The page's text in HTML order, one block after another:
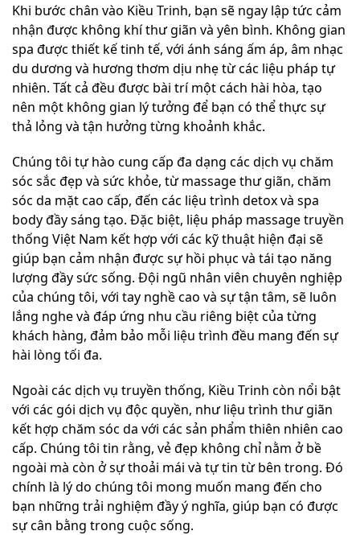
Khi bước chân vào Kiều Trinh, bạn sẽ ngay lập tức cảm
nhận được không khí thư giãn và yên bình. Không gian
spa được thiết kế tinh tế, với ánh sáng ấm áp, âm nhạc
du dương và hương thơm dịu nhẹ từ các liệu pháp tự
nhiên. Tất cả đều được bài trí một cách hài hòa, tạo
nên một không gian lý tưởng để bạn có thể thực sự
thả lỏng và tận hưởng từng khoảnh khắc.
Chúng tôi tự hào cung cấp đa dạng các dịch vụ chăm
sóc sắc đẹp và sức khỏe, từ massage thư giãn, chăm
sóc da mặt cao cấp, đến các liệu trình detox và spa
body đầy sáng tạo. Đặc biệt, liệu pháp massage truyền
thống Việt Nam kết hợp với các kỹ thuật hiện đại sẽ
giúp bạn cảm nhận được sự hồi phục và tái tạo năng
lượng đầy sức sống. Đội ngũ nhân viên chuyên nghiệp
của chúng tôi, với tay nghề cao và sự tận tâm, sẽ luôn
lắng nghe và đáp ứng nhu cầu riêng biệt của từng
khách hàng, đảm bảo mỗi liệu trình đều mang đến sự
hài lòng tối đa.
Ngoài các dịch vụ truyền thống, Kiều Trinh còn nổi bật
với các gói dịch vụ độc quyền, như liệu trình thư giãn
kết hợp chăm sóc da với các sản phẩm thiên nhiên cao
cấp. Chúng tôi tin rằng, vẻ đẹp không chỉ nằm ở bề
ngoài mà còn ở sự thoải mái và tự tin từ bên trong. Đó
chính là lý do chúng tôi mong muốn mang đến cho
bạn những trải nghiệm đầy ý nghĩa, giúp bạn có được
sự cân bằng trong cuộc sống.